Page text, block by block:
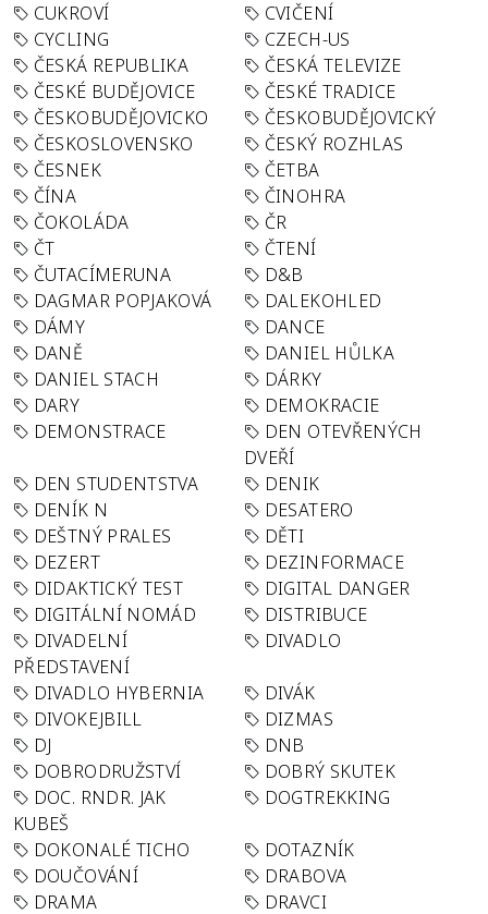
CUKROVÍ
CVIČENÍ
CYCLING
CZECH-US
ČESKÁ REPUBLIKA
ČESKÁ TELEVIZE
ČESKÉ BUDĚJOVICE
ČESKÉ TRADICE
ČESKOBUDĚJOVICKO
ČESKOBUDĚJOVICKÝ
ČESKOSLOVENSKO
ČESKÝ ROZHLAS
ČESNEK
ČETBA
ČÍNA
ČINOHRA
ČOKOLÁDA
ČR
ČT
ČTENÍ
ČUTACÍMERUNA
D&B
DAGMAR POPJAKOVÁ
DALEKOHLED
DÁMY
DANCE
DANĚ
DANIEL HŮLKA
DANIEL STACH
DÁRKY
DARY
DEMOKRACIE
DEMONSTRACE
DEN OTEVŘENÝCH
DVEŘÍ
DEN STUDENTSTVA
DENIK
DENÍK N
DESATERO
DEŠTNÝ PRALES
DĚTI
DEZERT
DEZINFORMACE
DIDAKTICKÝ TEST
DIGITAL DANGER
DIGITÁLNÍ NOMÁD
DISTRIBUCE
DIVADELNÍ
PŘEDSTAVENÍ
DIVADLO
DIVADLO HYBERNIA
DIVÁK
DIVOKEJBILL
DIZMAS
DJ
DNB
DOBRODRUŽSTVÍ
DOBRÝ SKUTEK
DOC. RNDR. JAK
KUBEŠ
DOGTREKKING
DOKONALÉ TICHO
DOTAZNÍK
DOUČOVÁNÍ
DRABOVA
DRAMA
DRAVCI